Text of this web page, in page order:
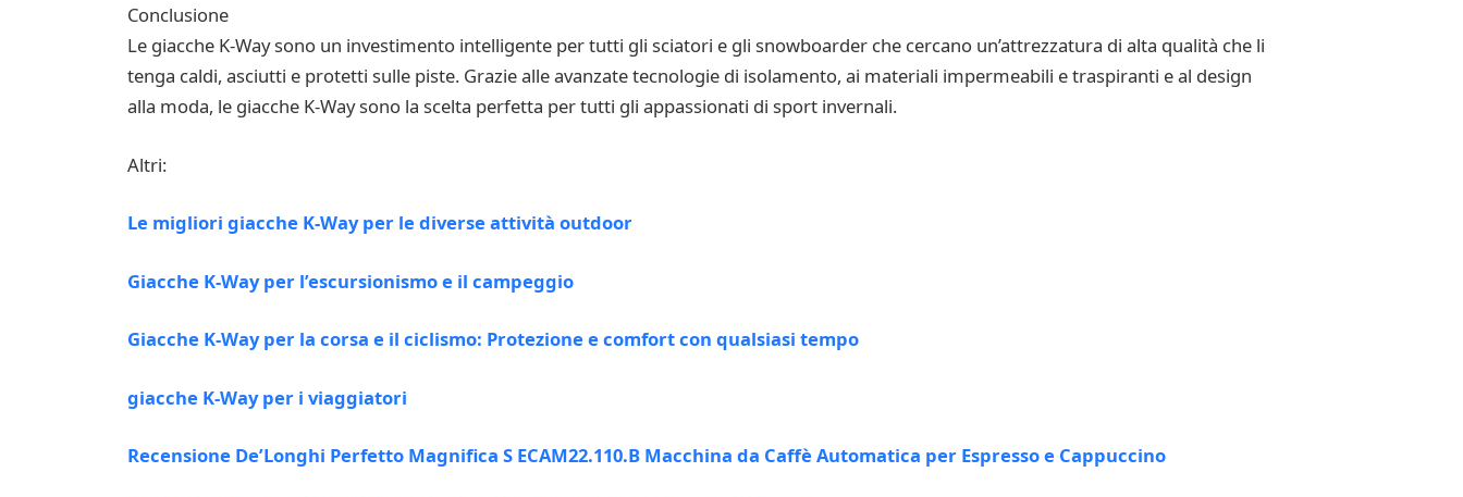
Conclusione
Le giacche K-Way sono un investimento intelligente per tutti gli sciatori e gli snowboarder che cercano un’attrezzatura di alta qualità che li
tenga caldi, asciutti e protetti sulle piste. Grazie alle avanzate tecnologie di isolamento, ai materiali impermeabili e traspiranti e al design
alla moda, le giacche K-Way sono la scelta perfetta per tutti gli appassionati di sport invernali.
Altri:
Le migliori giacche K-Way per le diverse attività outdoor
Giacche K-Way per l’escursionismo e il campeggio
Giacche K-Way per la corsa e il ciclismo: Protezione e comfort con qualsiasi tempo
giacche K-Way per i viaggiatori
Recensione De’Longhi Perfetto Magnifica S ECAM22.110.B Macchina da Caffè Automatica per Espresso e Cappuccino